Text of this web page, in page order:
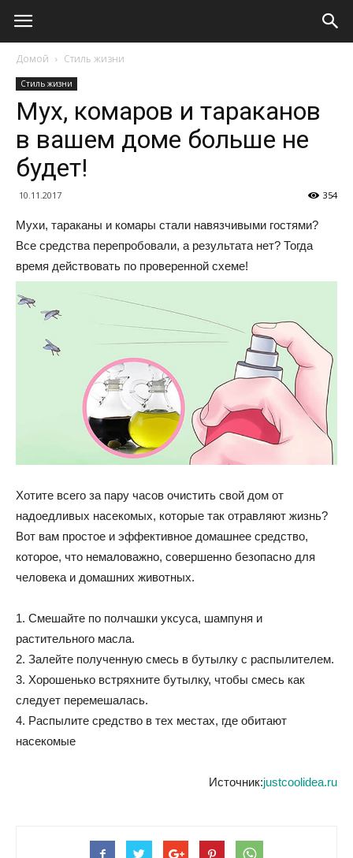
Домой Стиль жизни
Стиль жизни
Мух, комаров и тараканов
в вашем доме больше не
будет!
10.11.2017 354
Мухи, тараканы и комары стали навязчивыми гостями?
Все средства перепробовали, а результата нет? Тогда
время действовать по проверенной схеме!
Хотите всего за пару часов очистить свой дом от
надоедливых насекомых, которые так отравляют жизнь?
Вот вам простое и эффективное домашнее средство,
которое, что немаловажно, совершенно безопасно для
человека и домашних животных.
1. Смешайте по полчашки уксуса, шампуня и
растительного масла.
2. Залейте полученную смесь в бутылку с распылителем.
3. Хорошенько встряхните бутылку, чтобы смесь как
следует перемешалась.
4. Распылите средство в тех местах, где обитают
насекомые
Источник:justcoolidea.ru